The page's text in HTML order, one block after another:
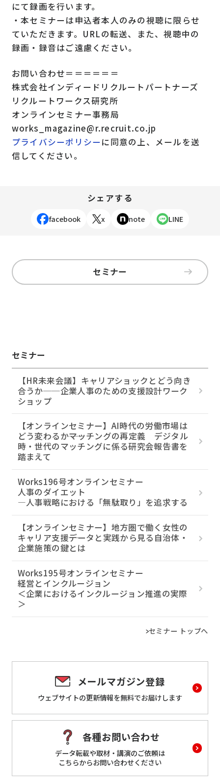
にて録画を行います。
・本セミナーは申込者本人のみの視聴に限らせ
ていただきます。URLの転送、また、視聴中の
録画・録音はご遠慮ください。
お問い合わせ＝＝＝＝＝＝
株式会社インディードリクルートパートナーズ
リクルートワークス研究所
オンラインセミナー事務局
works_magazine@r.recruit.co.jp
プライバシーポリシー に同意の上、メールを送
信してください。
シェアする
facebook x note LINE
セミナー
セミナー
【HR未来会議】キャリアショックとどう向き
合うか──企業人事のための支援設計ワーク
ショップ
【オンラインセミナー】AI時代の労働市場は
どう変わるか――マッチングの再定義 デジタル
時・世代のマッチングに係る研究会報告書を
踏まえて
Works196号オンラインセミナー
人事のダイエット
―人事戦略における「無駄取り」を追求する
【オンラインセミナー】地方圏で働く女性の
キャリア支援――データと実践から見る自治体・
企業施策の鍵とは
Works195号オンラインセミナー
経営とインクルージョン
＜企業におけるインクルージョン推進の実際
＞
セミナー トップへ
メールマガジン登録
ウェブサイトの更新情報を無料でお届けします
各種お問い合わせ
データ転載や取材・講演のご依頼は
こちらからお問い合わせください